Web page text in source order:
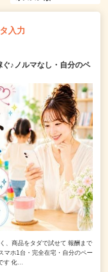
入力
♪ノルマなし・自分のペ
、商品をタダで試せて 報酬まで
マホ1台・完全在宅・自分のペー
す 化…